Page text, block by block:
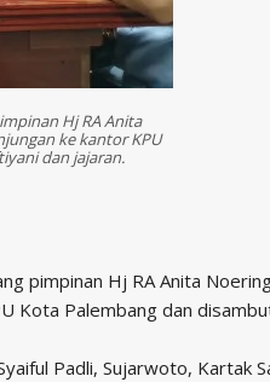
Hj RA Anita
ke kantor KPU
dan jajaran.
pimpinan Hj RA Anita
Kota Palembang dan
Padli, Sujarwoto, Kartak